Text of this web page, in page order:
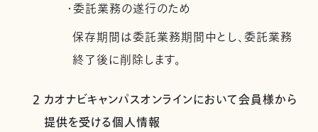
・委託業務の遂行のため
保存期間は委託業務期間中とし、委託業務
終了後に削除します。
2 カオナビキャンパスオンラインにおいて会員様から
提供を受ける個人情報